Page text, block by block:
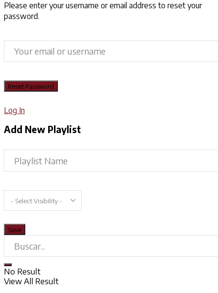
Please enter your username or email address to reset your
password.
Log In
Add New Playlist
No Result
View All Result